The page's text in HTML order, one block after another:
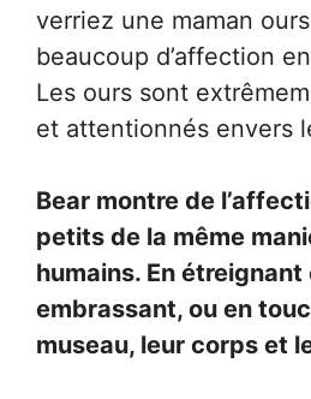
verriez une maman
beaucoup d’affection
Les ours sont
et attentionnés envers
Bear montre de
petits de la même
humains. En étreignant
embrassant, ou en
museau, leur corps et